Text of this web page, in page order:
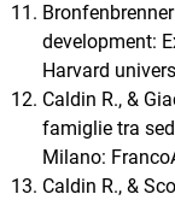
development:
Harvard
Caldin R., &
famiglie tra
Milano:
Caldin R., &